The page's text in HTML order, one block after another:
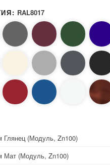
RAL8017
Глянец (Модуль, Zn100)
Мат (Модуль, Zn100)